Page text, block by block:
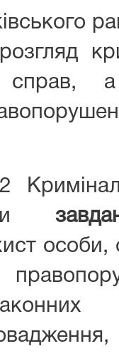
особи,